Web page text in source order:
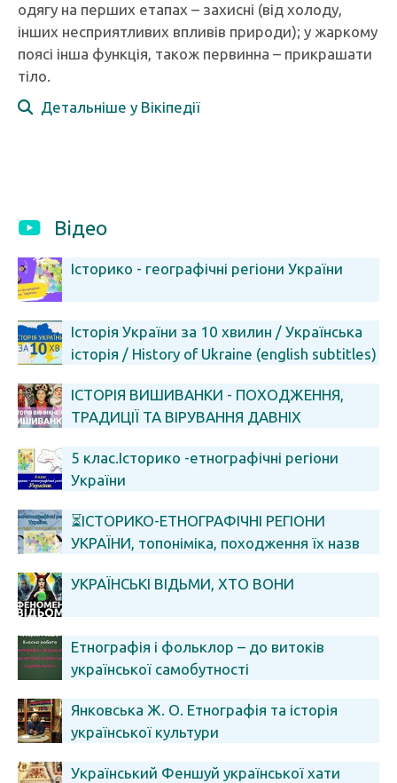
одягу на перших етапах – захисні (від холоду,
інших несприятливих впливів природи); у жаркому
поясі інша функція, також первинна – прикрашати
тіло.
Детальніше у Вікіпедії
Відео
Історико - географічні регіони України
Історія України за 10 хвилин / Українська
історія / History of Ukraine (english subtitles)
ІСТОРІЯ ВИШИВАНКИ - ПОХОДЖЕННЯ,
ТРАДИЦІЇ ТА ВІРУВАННЯ ДАВНІХ
5 клас.Історико -етнографічні регіони
України
⏳ІСТОРИКО-ЕТНОГРАФІЧНІ РЕГІОНИ
УКРАЇНИ, топоніміка, походження їх назв
УКРАЇНСЬКІ ВІДЬМИ, ХТО ВОНИ
Етнографія і фольклор – до витоків
української самобутності
Янковська Ж. О. Етнографія та історія
української культури
Український Феншуй української хати